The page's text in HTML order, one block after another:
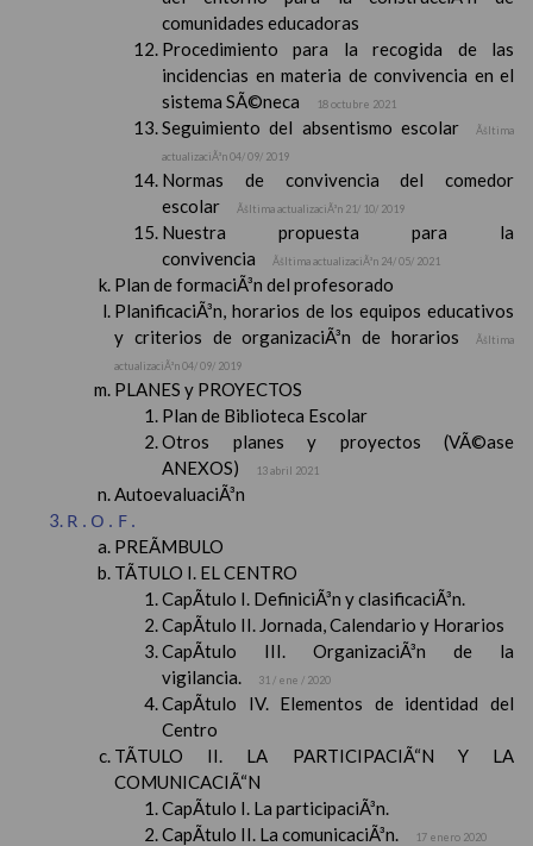
comunidades educadoras
Procedimiento para la recogida de las
incidencias en materia de convivencia en el
sistema SÃ©neca
18 octubre 2021
Seguimiento del absentismo escolar
Ãšltima
actualizaciÃ³n 04/ 09/ 2019
Normas de convivencia del comedor
escolar
Ãšltima actualizaciÃ³n 21/ 10/ 2019
Nuestra propuesta para la
convivencia
Ãšltima actualizaciÃ³n 24/ 05/ 2021
Plan de formaciÃ³n del profesorado
PlanificaciÃ³n, horarios de los equipos educativos
y criterios de organizaciÃ³n de horarios
Ãšltima
actualizaciÃ³n 04/ 09/ 2019
PLANES y PROYECTOS
Plan de Biblioteca Escolar
Otros planes y proyectos (VÃ©ase
ANEXOS)
13 abril 2021
AutoevaluaciÃ³n
R.O.F.
PREÃMBULO
TÃTULO I. EL CENTRO
CapÃ­tulo I. DefiniciÃ³n y clasificaciÃ³n.
CapÃ­tulo II. Jornada, Calendario y Horarios
CapÃ­tulo III. OrganizaciÃ³n de la
vigilancia.
31 / ene / 2020
CapÃ­tulo IV. Elementos de identidad del
Centro
TÃTULO II. LA PARTICIPACIÃ“N Y LA
COMUNICACIÃ“N
CapÃ­tulo I. La participaciÃ³n.
CapÃ­tulo II. La comunicaciÃ³n.
17 enero 2020